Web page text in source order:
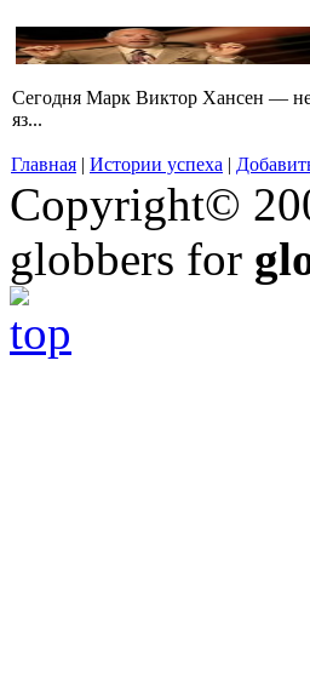
Сегодня Марк Виктор Хансен — не
яз...
Главная | Истории успеха |
Copyright©
globbers for